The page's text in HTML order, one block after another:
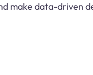
make data-driven